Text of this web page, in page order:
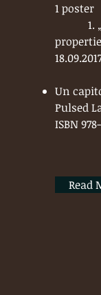
1 poster
1.
Un
Pulsed
ISBN
Read